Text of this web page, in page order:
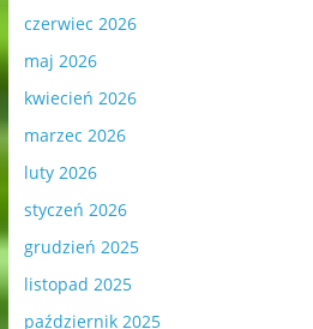
czerwiec 2026
maj 2026
kwiecień 2026
marzec 2026
luty 2026
styczeń 2026
grudzień 2025
listopad 2025
październik 2025